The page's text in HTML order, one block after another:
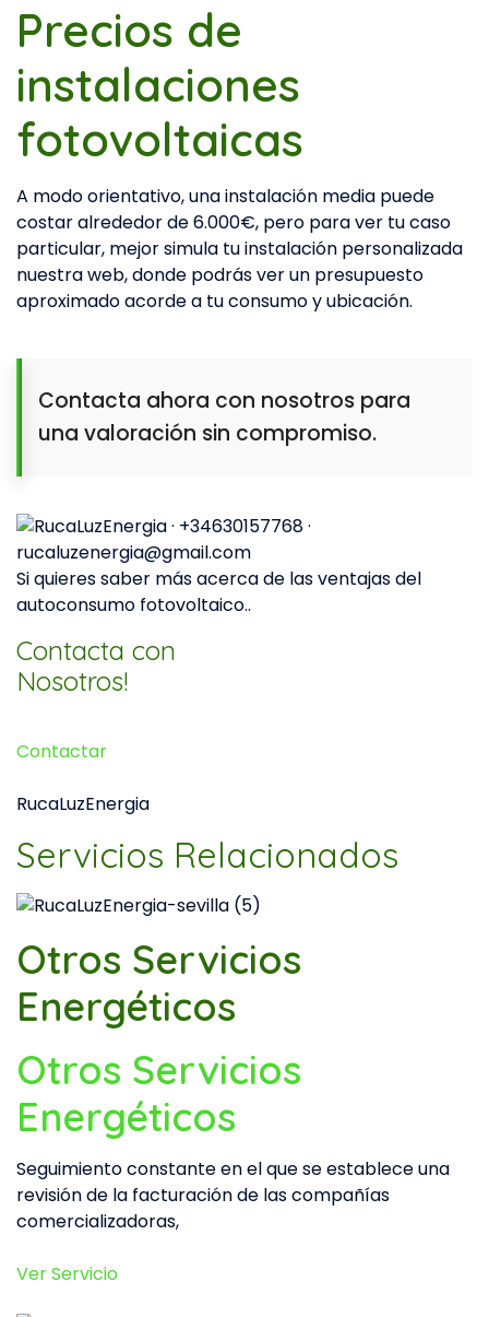
Precios de
instalaciones
fotovoltaicas
A modo orientativo, una instalación media puede
costar alrededor de 6.000€, pero para ver tu caso
particular, mejor simula tu instalación personalizada
nuestra web, donde podrás ver un presupuesto
aproximado acorde a tu consumo y ubicación.
Contacta ahora con nosotros para
una valoración sin compromiso.
Si quieres saber más acerca de las ventajas del
autoconsumo fotovoltaico..
Contacta con
Nosotros!
Contactar
RucaLuzEnergia
Servicios Relacionados
Otros Servicios
Energéticos
Otros Servicios
Energéticos
Seguimiento constante en el que se establece una
revisión de la facturación de las compañías
comercializadoras,
Ver Servicio